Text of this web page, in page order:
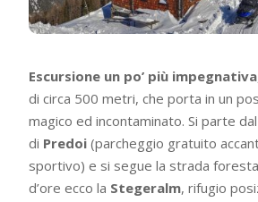
Escursione un po’ più impegnativa
di circa 500 metri, che porta in un
magico ed incontaminato. Si parte
di Predoi (parcheggio gratuito
sportivo) e si segue la strada
d’ore ecco la Stegeralm, rifugio